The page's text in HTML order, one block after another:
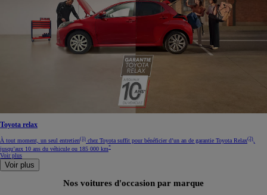
Toyota relax
À tout moment, un seul entretien(1) chez Toyota suffit pour bénéficier d’un an de garantie Toyota Relax(2),
jusqu’aux 10 ans du véhicule ou 185 000 km*
Voir plus
Voir plus
Nos voitures d'occasion par marque